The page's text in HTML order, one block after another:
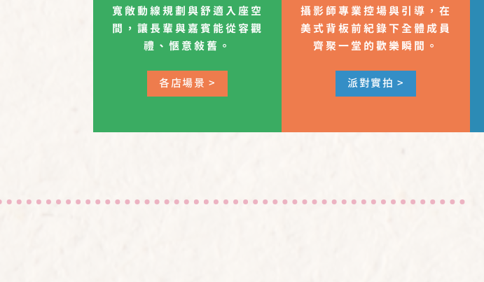
寬敞動線規劃與舒適入座空
間，讓長輩與嘉賓能從容觀
禮、愜意敘舊。
各店場景 >
攝影師專業控場與引導，在
美式背板前紀錄下全體成員
齊聚一堂的歡樂瞬間。
派對實拍 >